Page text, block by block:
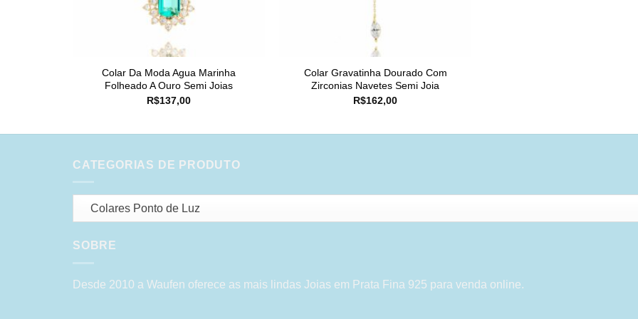
Colar Da Moda Agua Marinha
Folheado A Ouro Semi Joias
R$137,00
Colar Gravatinha Dourado Com
Zirconias Navetes Semi Joia
R$162,00
CATEGORIAS DE PRODUTO
Colares Ponto de Luz
SOBRE
Desde 2010 a Waufen oferece as mais lindas Joias em Prata Fina 925 para venda online.